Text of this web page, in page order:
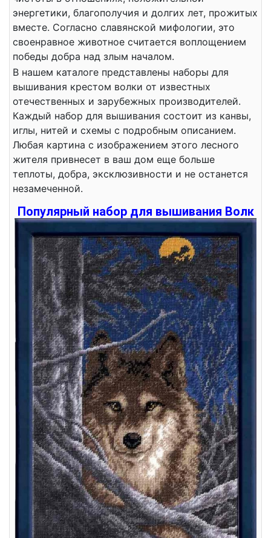
энергетики, благополучия и долгих лет, прожитых
вместе. Согласно славянской мифологии, это
своенравное животное считается воплощением
победы добра над злым началом.
В нашем каталоге представлены наборы для
вышивания крестом волки от известных
отечественных и зарубежных производителей.
Каждый набор для вышивания состоит из канвы,
иглы, нитей и схемы с подробным описанием.
Любая картина с изображением этого лесного
жителя привнесет в ваш дом еще больше
теплоты, добра, эксклюзивности и не останется
незамеченной.
Популярный набор для вышивания Волк